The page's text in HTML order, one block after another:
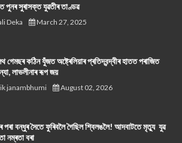
পুনৰ সুৰাসক্ত যুৱতীৰ তাণ্ডৱ
Deka March 27, 2025
গেমছৰ কঠিন যুঁজত অষ্ট্ৰেলিয়াৰ প্ৰতিদ্বন্দ্বীৰ হাতত পৰাজিত
লাভলীনাৰ ৰূপ জয়
janambhumi August 02, 2026
পৰা বন্ধুৰ সৈতে ফুৰিবলৈ গৈছিল শ্বিলঙলৈ! আদবাটতে মৃত্যু যুৱ
নম্ৰতা বৰা